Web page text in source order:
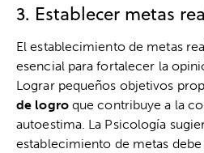
3. Establecer metas
El establecimiento de metas
esencial para fortalecer la
Lograr pequeños objetivos
de logroque contribuye a la
autoestima. La Psicología
establecimiento de metas